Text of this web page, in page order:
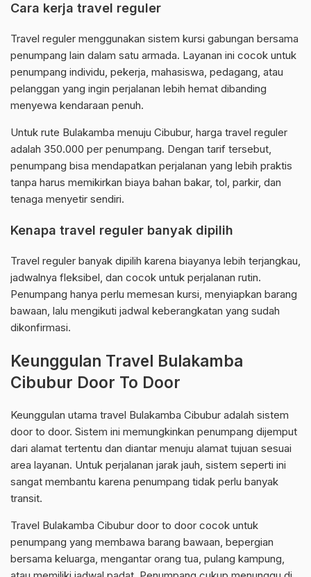
Cara kerja travel reguler
Travel reguler menggunakan sistem kursi gabungan bersama
penumpang lain dalam satu armada. Layanan ini cocok untuk
penumpang individu, pekerja, mahasiswa, pedagang, atau
pelanggan yang ingin perjalanan lebih hemat dibanding
menyewa kendaraan penuh.
Untuk rute Bulakamba menuju Cibubur, harga travel reguler
adalah 350.000 per penumpang. Dengan tarif tersebut,
penumpang bisa mendapatkan perjalanan yang lebih praktis
tanpa harus memikirkan biaya bahan bakar, tol, parkir, dan
tenaga menyetir sendiri.
Kenapa travel reguler banyak dipilih
Travel reguler banyak dipilih karena biayanya lebih terjangkau,
jadwalnya fleksibel, dan cocok untuk perjalanan rutin.
Penumpang hanya perlu memesan kursi, menyiapkan barang
bawaan, lalu mengikuti jadwal keberangkatan yang sudah
dikonfirmasi.
Keunggulan Travel Bulakamba
Cibubur Door To Door
Keunggulan utama travel Bulakamba Cibubur adalah sistem
door to door. Sistem ini memungkinkan penumpang dijemput
dari alamat tertentu dan diantar menuju alamat tujuan sesuai
area layanan. Untuk perjalanan jarak jauh, sistem seperti ini
sangat membantu karena penumpang tidak perlu banyak
transit.
Travel Bulakamba Cibubur door to door cocok untuk
penumpang yang membawa barang bawaan, bepergian
bersama keluarga, mengantar orang tua, pulang kampung,